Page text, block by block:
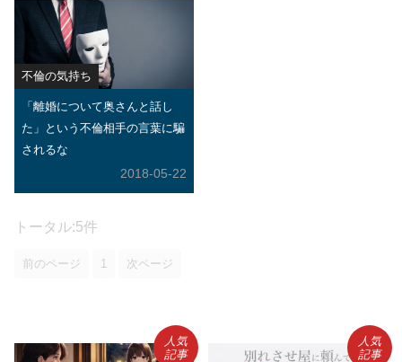
不倫の気持ち
「離婚について奥さんと話し
た」という不倫相手の言葉に騙
されるな
2018-05-22
トータル:5件
前のページ 1 次ページ
人気
記事
人気
記事